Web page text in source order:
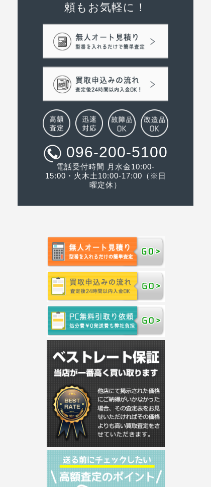
頼もお気軽に！
096-200-5100
電話受付時間 月水金10:00-
15:00・火木土10:00-17:00（※日
曜定休）